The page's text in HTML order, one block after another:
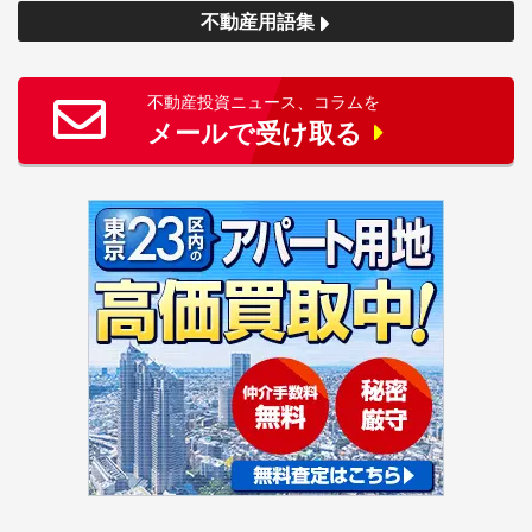
不動産用語集
不動産投資ニュース、コラムを
メールで受け取る